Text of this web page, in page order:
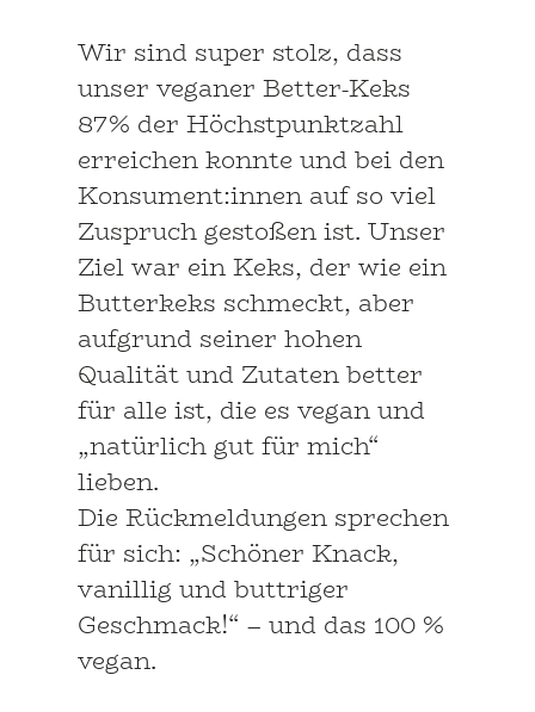
Wir sind super stolz, dass
unser veganer Better-Keks
87% der Höchstpunktzahl
erreichen konnte und bei den
Konsument:innen auf so viel
Zuspruch gestoßen ist. Unser
Ziel war ein Keks, der wie ein
Butterkeks schmeckt, aber
aufgrund seiner hohen
Qualität und Zutaten better
für alle ist, die es vegan und
„natürlich gut für mich“
lieben.
Die Rückmeldungen sprechen
für sich: „Schöner Knack,
vanillig und buttriger
Geschmack!“ – und das 100 %
vegan.